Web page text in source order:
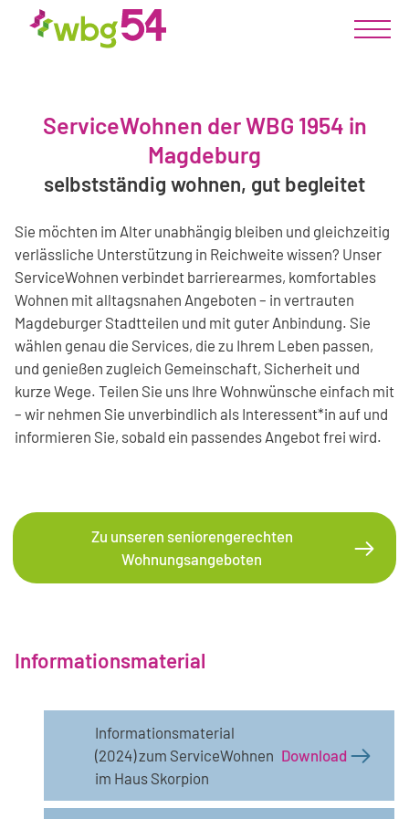
ServiceWohnen der WBG 1954 in
Magdeburg
selbstständig wohnen, gut begleitet
Sie möchten im Alter unabhängig bleiben und gleichzeitig
verlässliche Unterstützung in Reichweite wissen? Unser
ServiceWohnen verbindet barrierearmes, komfortables
Wohnen mit alltagsnahen Angeboten – in vertrauten
Magdeburger Stadtteilen und mit guter Anbindung. Sie
wählen genau die Services, die zu Ihrem Leben passen,
und genießen zugleich Gemeinschaft, Sicherheit und
kurze Wege. Teilen Sie uns Ihre Wohnwünsche einfach mit
– wir nehmen Sie unverbindlich als Interessent*in auf und
informieren Sie, sobald ein passendes Angebot frei wird.
Zu unseren seniorengerechten
Wohnungsangeboten
Informationsmaterial
Informationsmaterial
(2024) zum ServiceWohnen
im Haus Skorpion
Download